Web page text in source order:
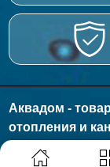
Аквадом -
отопления и
© 2011 - 2026